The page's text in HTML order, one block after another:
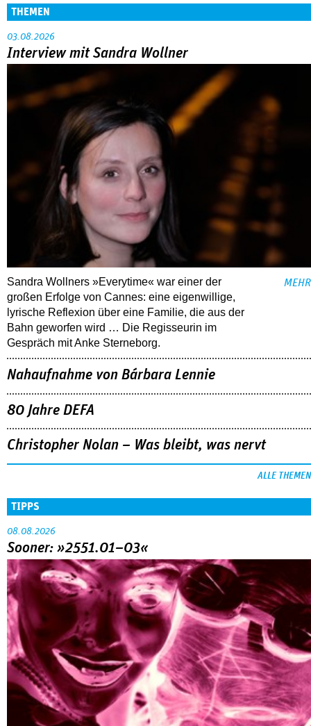
THEMEN
03.08.2026
Interview mit Sandra Wollner
Sandra Wollners »Everytime« war einer der
großen Erfolge von Cannes: eine eigenwillige,
lyrische Reflexion über eine ­Familie, die aus der
Bahn geworfen wird … Die Regisseurin im
Gespräch mit Anke Sterneborg.
MEHR
Nahaufnahme von Bárbara Lennie
80 Jahre DEFA
Christopher Nolan – Was bleibt, was nervt
ALLE THEMEN
TIPPS
08.08.2026
Sooner: »2551.01–03«